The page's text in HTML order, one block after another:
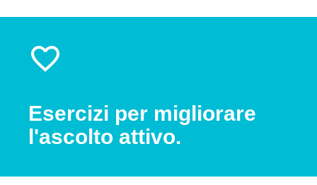
Esercizi per migliorare
l'ascolto attivo.